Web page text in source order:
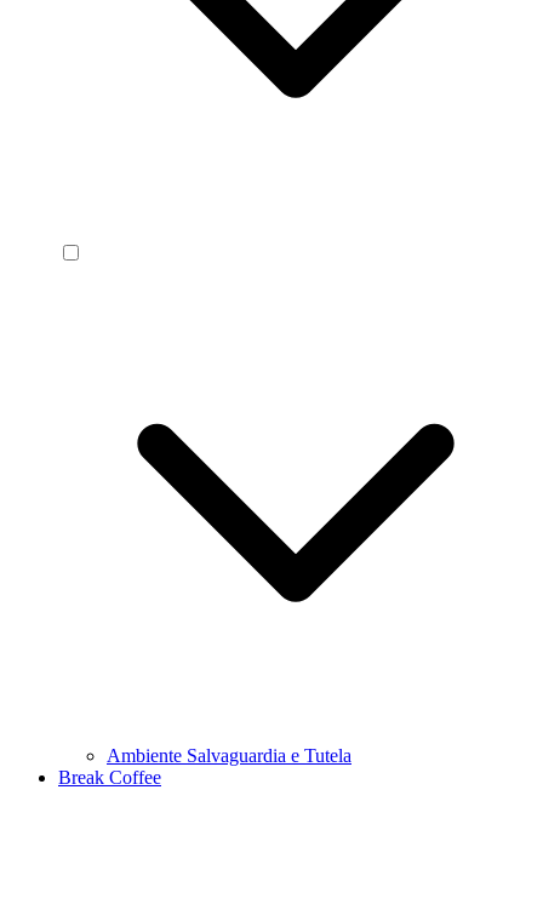
Ambiente Salvaguardia e Tutela
Break Coffee